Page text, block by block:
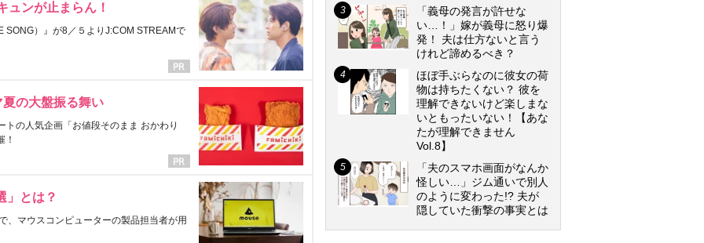
ュンが止まらん！
SONG）』が8／５よりJ:COM STREAMで
の大盤振る舞い
の人気企画「お値段そのまま おかわり
！
」とは？
、マウスコンピューターの製品担当者が用
「義母の発言が許せな
い…！」嫁が義母に怒り爆
発！ 夫は仕方ないと言う
けれど諦めるべき？
ほぼ手ぶらなのに彼女の荷
物は持ちたくない？ 彼を
理解できないけど楽しまな
いともったいない！【あな
たが理解できません
Vol.8】
「夫のスマホ画面がなんか
怪しい…」ジム通いで別人
のように変わった!? 夫が
隠していた衝撃の事実とは